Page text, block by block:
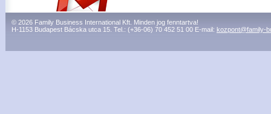
© 2026 Family Business International Kft. Minden jog fenntartva!
H-1153 Budapest Bácska utca 15. Tel.: (+36-06) 70 452 51 00 E-mail: kozpont@family-